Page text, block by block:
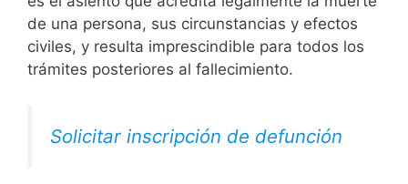
de una persona, sus circunstancias y efectos
civiles, y resulta imprescindible para todos los
trámites posteriores al fallecimiento.
Solicitar inscripción de defunción